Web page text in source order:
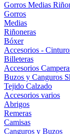
Gorros Medias
Gorros
Medias
Riñoneras
Bóxer
Accesorios -
Billeteras
Accesorios
Buzos y Canguros
Tejido Calzado
Accesorios varios
Abrigos
Remeras
Camisas
Canguros y Buzos